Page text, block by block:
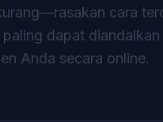
cara
dapat diandalkan
Anda secara online.